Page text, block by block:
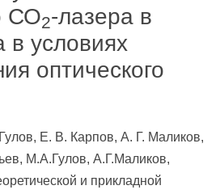
СО2-лазера в
в условиях
оптического
Е. В. Карпов, А. Г. Маликов,
М.А.Гулов, А.Г.Маликов,
и прикладной